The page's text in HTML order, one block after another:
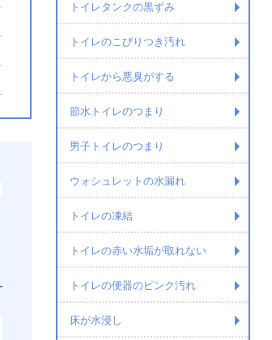
トイレタンクの黒ずみ
トイレのこびりつき汚れ
トイレから悪臭がする
節水トイレのつまり
男子トイレのつまり
ウォシュレットの水漏れ
トイレの凍結
トイレの赤い水垢が取れない
トイレの便器のピンク汚れ
床が水浸し